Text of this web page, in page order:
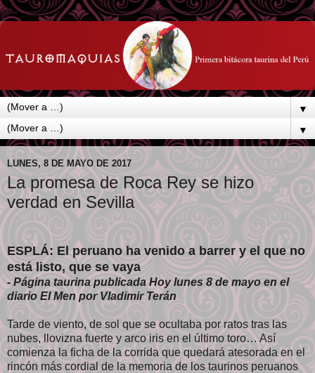
▼
▼
LUNES, 8 DE MAYO DE 2017
La promesa de Roca Rey se hizo
verdad en Sevilla
ESPLÁ: El peruano ha venido a barrer y el que no
está listo, que se vaya
- Página taurina publicada Hoy lunes 8 de mayo en el
diario El Men por Vladimir Terán
Tarde de viento, de sol que se ocultaba por ratos tras las
nubes, llovizna fuerte y arco iris en el último toro… Así
comienza la ficha de la corrida que quedará atesorada en el
rincón más cordial de la memoria de los taurinos peruanos